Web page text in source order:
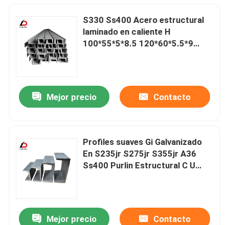
S330 Ss400 Acero estructural
laminado en caliente H
100*55*5*8.5 120*60*5.5*9
Mejor precio Contacto
Profiles suaves Gi Galvanizado
En S235jr S275jr S355jr A36
Ss400 Purlin Estructural C U
Mejor precio Contacto